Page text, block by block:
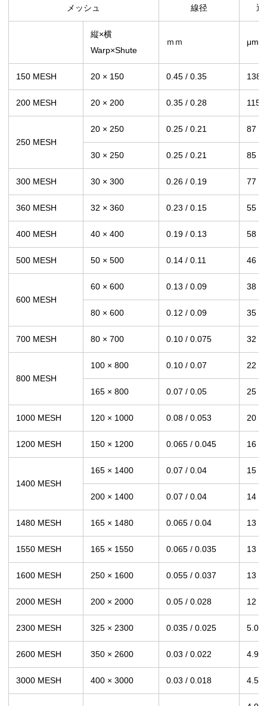
メッシュ 線径 通
縦×横
Warp×Shute
ｍｍ μm
150 MESH 20 × 150 0.45 / 0.35 138
200 MESH 20 × 200 0.35 / 0.28 115
250 MESH
20 × 250 0.25 / 0.21 87
30 × 250 0.25 / 0.21 85
300 MESH 30 × 300 0.26 / 0.19 77
360 MESH 32 × 360 0.23 / 0.15 55
400 MESH 40 × 400 0.19 / 0.13 58
500 MESH 50 × 500 0.14 / 0.11 46
600 MESH
60 × 600 0.13 / 0.09 38
80 × 600 0.12 / 0.09 35
700 MESH 80 × 700 0.10 / 0.075 32
800 MESH
100 × 800 0.10 / 0.07 22
165 × 800 0.07 / 0.05 25
1000 MESH 120 × 1000 0.08 / 0.053 20
1200 MESH 150 × 1200 0.065 / 0.045 16
1400 MESH
165 × 1400 0.07 / 0.04 15
200 × 1400 0.07 / 0.04 14
1480 MESH 165 × 1480 0.065 / 0.04 13
1550 MESH 165 × 1550 0.065 / 0.035 13
1600 MESH 250 × 1600 0.055 / 0.037 13
2000 MESH 200 × 2000 0.05 / 0.028 12
2300 MESH 325 × 2300 0.035 / 0.025 5.0
2600 MESH 350 × 2600 0.03 / 0.022 4.9
3000 MESH 400 × 3000 0.03 / 0.018 4.5